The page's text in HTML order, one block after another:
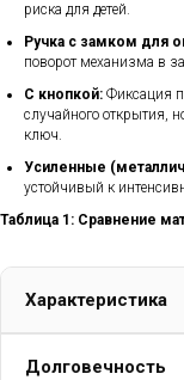
риска для детей.
Ручка с замком для
поворот механизма в
С кнопкой: Фиксация
случайного открытия,
ключ.
Усиленные
устойчивый к
Таблица 1: Сравнение
Характеристика
Долговечность